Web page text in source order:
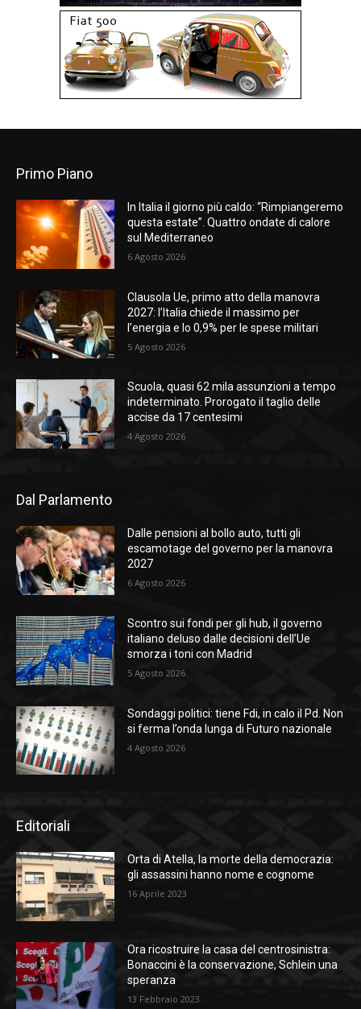
Primo Piano
In Italia il giorno più caldo: “Rimpiangeremo
questa estate”. Quattro ondate di calore
sul Mediterraneo
6 Agosto 2026
Clausola Ue, primo atto della manovra
2027: l’Italia chiede il massimo per
l’energia e lo 0,9% per le spese militari
5 Agosto 2026
Scuola, quasi 62 mila assunzioni a tempo
indeterminato. Prorogato il taglio delle
accise da 17 centesimi
4 Agosto 2026
Dal Parlamento
Dalle pensioni al bollo auto, tutti gli
escamotage del governo per la manovra
2027
6 Agosto 2026
Scontro sui fondi per gli hub, il governo
italiano deluso dalle decisioni dell’Ue
smorza i toni con Madrid
5 Agosto 2026
Sondaggi politici: tiene Fdi, in calo il Pd. Non
si ferma l’onda lunga di Futuro nazionale
4 Agosto 2026
Editoriali
Orta di Atella, la morte della democrazia:
gli assassini hanno nome e cognome
16 Aprile 2023
Ora ricostruire la casa del centrosinistra:
Bonaccini è la conservazione, Schlein una
speranza
13 Febbraio 2023